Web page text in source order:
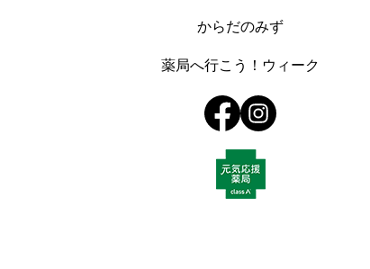
からだのみず
薬局へ行こう！ウィーク